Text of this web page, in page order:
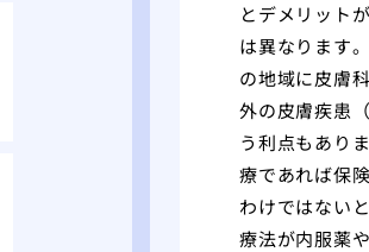
とデメリット
は異なります
の地域に皮膚
外の皮膚疾患
う利点もあり
療であれば保
わけではない
療法が内服薬